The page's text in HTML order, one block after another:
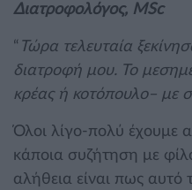
Διατροφολόγος, MSc
“ Τώρα τελευταία
διατροφή μου. Το
κρέας ή κοτόπουλο– με
Όλοι λίγο-πολύ έχουμε
κάποια συζήτηση με
αλήθεια είναι πως